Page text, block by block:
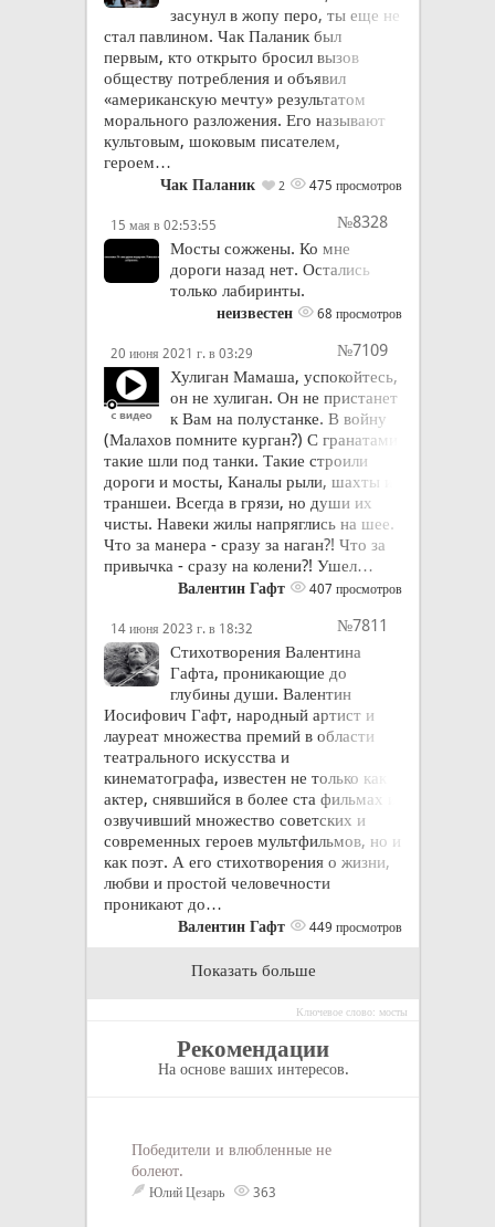
засунул в жопу перо, ты еще не
стал павлином. Чак Паланик был
первым, кто открыто бросил вызов
обществу потребления и объявил
«американскую мечту» результатом
морального разложения. Его называют
культовым, шоковым писателем,
героем…
Чак Паланик 2 475 просмотров
15 мая в 02:53:55
№8328
Мосты сожжены. Ко мне
дороги назад нет. Остались
только лабиринты.
неизвестен 68 просмотров
20 июня 2021 г. в 03:29
№7109
Хулиган Мамаша, успокойтесь,
он не хулиган. Он не пристанет
к Вам на полустанке. В войну
(Малахов помните курган?) С гранатами
такие шли под танки. Такие строили
дороги и мосты, Каналы рыли, шахты и
траншеи. Всегда в грязи, но души их
чисты. Навеки жилы напряглись на шее.
Что за манера - сразу за наган?! Что за
привычка - сразу на колени?! Ушел…
Валентин Гафт 407 просмотров
14 июня 2023 г. в 18:32
№7811
Стихотворения Валентина
Гафта, проникающие до
глубины души. Валентин
Иосифович Гафт, народный артист и
лауреат множества премий в области
театрального искусства и
кинематографа, известен не только как
актер, снявшийся в более ста фильмах и
озвучивший множество советских и
современных героев мультфильмов, но и
как поэт. А его стихотворения о жизни,
любви и простой человечности
проникают до…
Валентин Гафт 449 просмотров
Показать больше
Ключевое слово: мосты
Рекомендации
На основе ваших интересов.
Победители и влюбленные не
болеют.
Юлий Цезарь 363